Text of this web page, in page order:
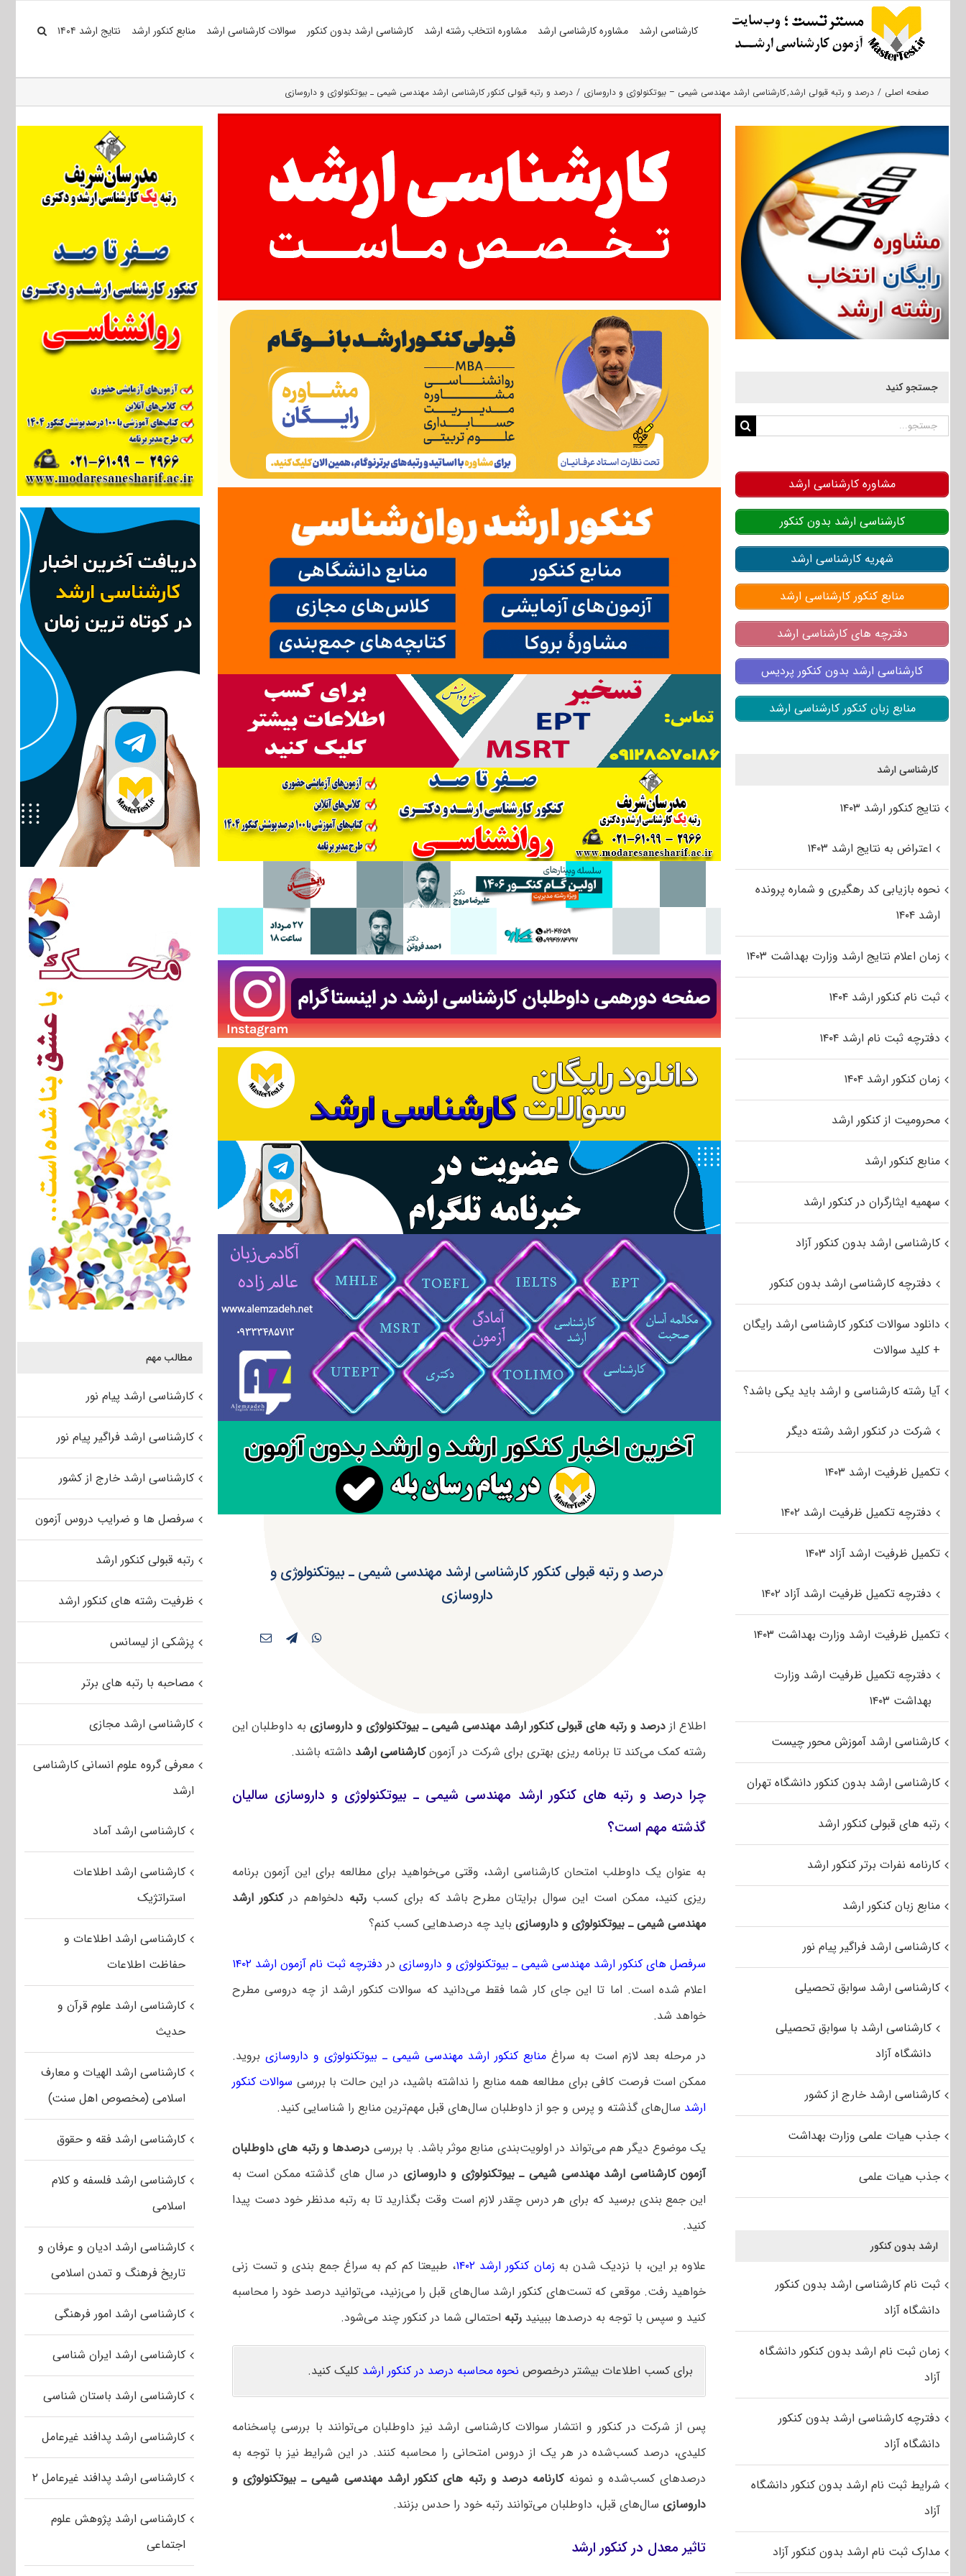
کارشناسی ارشد مشاوره کارشناسی ارشد مشاوره انتخاب رشته ارشد کارشناسی ارشد بدون کنکور سوالات کارشناسی ارشد منابع کنکور ارشد نتایج ارشد ۱۴۰۴
صفحه اصلی درصد و رتبه قبولی ارشد کارشناسی ارشد مهندسی شیمی – بیوتکنولوژی و داروسازی درصد و رتبه قبولی کنکور کارشناسی ارشد مهندسی شیمی ـ بیوتکنولوژی و داروسازی
درصد و رتبه قبولی کنکور کارشناسی ارشد مهندسی شیمی ـ بیوتکنولوژی و
داروسازی
اطلاع از درصد و رتبه های قبولی کنکور ارشد مهندسی شیمی ـ بیوتکنولوژی و داروسازیبه داوطلبان این
رشته کمک می‌کند تا برنامه ریزی بهتری برای شرکت در آزمونکارشناسی ارشد داشته باشند.
چرا درصد و رتبه های کنکور ارشد مهندسی شیمی ـ بیوتکنولوژی و داروسازی سالیان
گذشته مهم است؟
به عنوان یک داوطلب امتحان کارشناسی ارشد، وقتی می‌خواهید برای مطالعه برای این آزمون برنامه
ریزی کنید، ممکن است این سوال برایتان مطرح باشد که برای کسبرتبه دلخواهم درکنکور ارشد
مهندسی شیمی ـ بیوتکنولوژی و داروسازیباید چه درصدهایی کسب کنم؟
سرفصل های کنکور ارشد مهندسی شیمی ـ بیوتکنولوژی و داروسازیدر دفترچه ثبت نام آزمون ارشد ۱۴۰۲
اعلام شده است. اما تا این جای کار شما فقط می‌دانید که سوالات کنکور ارشد از چه دروسی مطرح
خواهد شد.
در مرحله بعد لازم است به سراغ منابع کنکور ارشد مهندسی شیمی ـ بیوتکنولوژی و داروسازی بروید.
ممکن است فرصت کافی برای مطالعه همه منابع را نداشته باشید، در این حالت با بررسی سوالات کنکور
ارشد سال‌های گذشته و پرس و جو از داوطلبان سال‌های قبل مهم‌ترین منابع را شناسایی کنید.
یک موضوع دیگر هم می‌تواند در اولویت‌بندی منابع موثر باشد. با بررسی درصدها و رتبه های داوطلبان
آزمون کارشناسی ارشد مهندسی شیمی ـ بیوتکنولوژی و داروسازی در سال های گذشته ممکن است به
این جمع بندی برسید که برای هر درس چقدر لازم است وقت بگذارید تا به رتبه مدنظر خود دست پیدا
کنید.
علاوه بر این، با نزدیک شدن به زمان کنکور ارشد ۱۴۰۲
، طبیعتا کم کم به سراغ جمع بندی و تست زنی
خواهید رفت. موقعی که تست‌های کنکور ارشد سال‌های قبل را می‌زنید، می‌توانید درصد خود را محاسبه
کنید و سپس با توجه به درصدها ببینید رتبه احتمالی شما در کنکور چند می‌شود.
برای کسب اطلاعات بیشتر درخصوص نحوه محاسبه درصد در کنکور ارشد کلیک کنید.
پس از شرکت در کنکور و انتشار سوالات کارشناسی ارشد نیز داوطلبان می‌توانند با بررسی پاسخنامه
کلیدی، درصد کسب‌شده در هر یک از دروس امتحانی را محاسبه کنند. در این شرایط نیز با توجه به
درصدهای کسب‌شده و نمونهکارنامه درصد و رتبه های کنکور ارشد مهندسی شیمی ـ بیوتکنولوژی و
داروسازیسال‌های قبل، داوطلبان می‌توانند رتبه خود را حدس بزنند.
تاثیر معدل در کنکور ارشد
مطالب مهم
کارشناسی ارشد پیام نور
کارشناسی ارشد فراگیر پیام نور
کارشناسی ارشد خارج از کشور
سرفصل ها و ضرایب دروس آزمون
رتبه قبولی کنکور ارشد
ظرفیت رشته های کنکور ارشد
پزشکی از لیسانس
مصاحبه با رتبه های برتر
کارشناسی ارشد مجازی
معرفی گروه علوم انسانی کارشناسی
ارشد
کارشناسی ارشد آماد
کارشناسی ارشد اطلاعات
استراتژیک
کارشناسی ارشد اطلاعات و
حفاظت اطلاعات
کارشناسی ارشد علوم قرآن و
حدیث
کارشناسی ارشد الهیات و معارف
اسلامی (مخصوص اهل سنت)
کارشناسی ارشد فقه و حقوق
کارشناسی ارشد فلسفه و کلام
اسلامی
کارشناسی ارشد ادیان و عرفان و
تاریخ فرهنگ و تمدن اسلامی
کارشناسی ارشد امور فرهنگی
کارشناسی ارشد ایران شناسی
کارشناسی ارشد باستان شناسی
کارشناسی ارشد پدافند غیرعامل
کارشناسی ارشد پدافند غیرعامل ۲
کارشناسی ارشد پژوهش علوم
اجتماعی
جستجو کنید
جستجو
مشاوره کارشناسی ارشد
کارشناسی ارشد بدون کنکور
شهریه کارشناسی ارشد
منابع کنکور کارشناسی ارشد
دفترچه های کارشناسی ارشد
کارشناسی ارشد بدون کنکور پردیس
منابع زبان کنکور کارشناسی ارشد
کارشناسی ارشد
نتایج کنکور ارشد ۱۴۰۳
اعتراض به نتایج ارشد ۱۴۰۳
نحوه بازیابی کد رهگیری و شماره پرونده
ارشد ۱۴۰۴
زمان اعلام نتایج ارشد وزارت بهداشت ۱۴۰۳
ثبت نام کنکور ارشد ۱۴۰۴
دفترچه ثبت نام ارشد ۱۴۰۴
زمان کنکور ارشد ۱۴۰۴
محرومیت از کنکور ارشد
منابع کنکور ارشد
سهمیه ایثارگران در کنکور ارشد
کارشناسی ارشد بدون کنکور آزاد
دفترچه کارشناسی ارشد بدون کنکور
دانلود سوالات کنکور کارشناسی ارشد رایگان
+ کلید سوالات
آیا رشته کارشناسی و ارشد باید یکی باشد؟
شرکت در کنکور ارشد رشته دیگر
تکمیل ظرفیت ارشد ۱۴۰۳
دفترچه تکمیل ظرفیت ارشد ۱۴۰۲
تکمیل ظرفیت ارشد آزاد ۱۴۰۳
دفترچه تکمیل ظرفیت ارشد آزاد ۱۴۰۲
تکمیل ظرفیت ارشد وزارت بهداشت ۱۴۰۳
دفترچه تکمیل ظرفیت ارشد وزارت
بهداشت ۱۴۰۳
کارشناسی ارشد آموزش محور چیست
کارشناسی ارشد بدون کنکور دانشگاه تهران
رتبه های قبولی کنکور ارشد
کارنامه نفرات برتر کنکور ارشد
منابع زبان کنکور ارشد
کارشناسی ارشد فراگیر پیام نور
کارشناسی ارشد سوابق تحصیلی
کارشناسی ارشد با سوابق تحصیلی
دانشگاه آزاد
کارشناسی ارشد خارج از کشور
جذب هیات علمی وزارت بهداشت
جذب هیات علمی
ارشد بدون کنکور
ثبت نام کارشناسی ارشد بدون کنکور
دانشگاه آزاد
زمان ثبت نام ارشد بدون کنکور دانشگاه
آزاد
دفترچه کارشناسی ارشد بدون کنکور
دانشگاه آزاد
شرایط ثبت نام ارشد بدون کنکور دانشگاه
آزاد
مدارک ثبت نام ارشد بدون کنکور آزاد